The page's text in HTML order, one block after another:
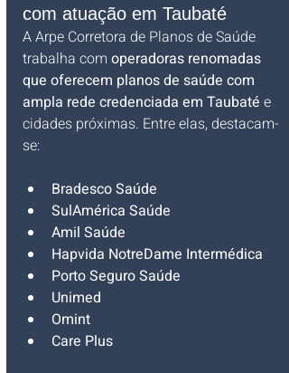
com atuação em Taubaté
A Arpe Corretora de Planos de Saúde
trabalha com operadoras renomadas
que oferecem planos de saúde com
ampla rede credenciada em Taubaté e
cidades próximas. Entre elas, destacam-
se:
Bradesco Saúde
SulAmérica Saúde
Amil Saúde
Hapvida NotreDame Intermédica
Porto Seguro Saúde
Unimed
Omint
Care Plus